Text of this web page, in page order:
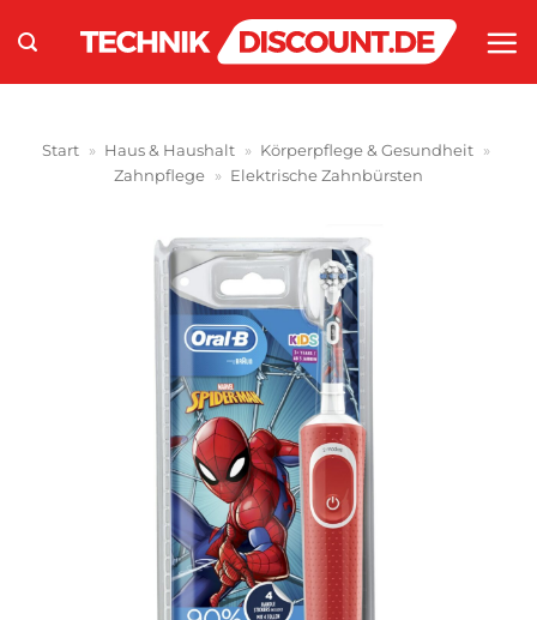
Inhalt
springen
Start » Haus & Haushalt » Körperpflege & Gesundheit »
Zahnpflege » Elektrische Zahnbürsten